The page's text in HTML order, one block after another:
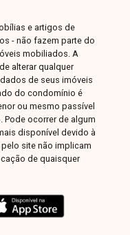
e 2 vagas de
para
bem
acabamento.
visita para
e artigos de
- não fazem parte do
mobiliados. A
alterar qualquer
de seus imóveis
do condomínio é
ou mesmo passível
Pode ocorrer de algum
disponível devido à
site não implicam
de quaisquer